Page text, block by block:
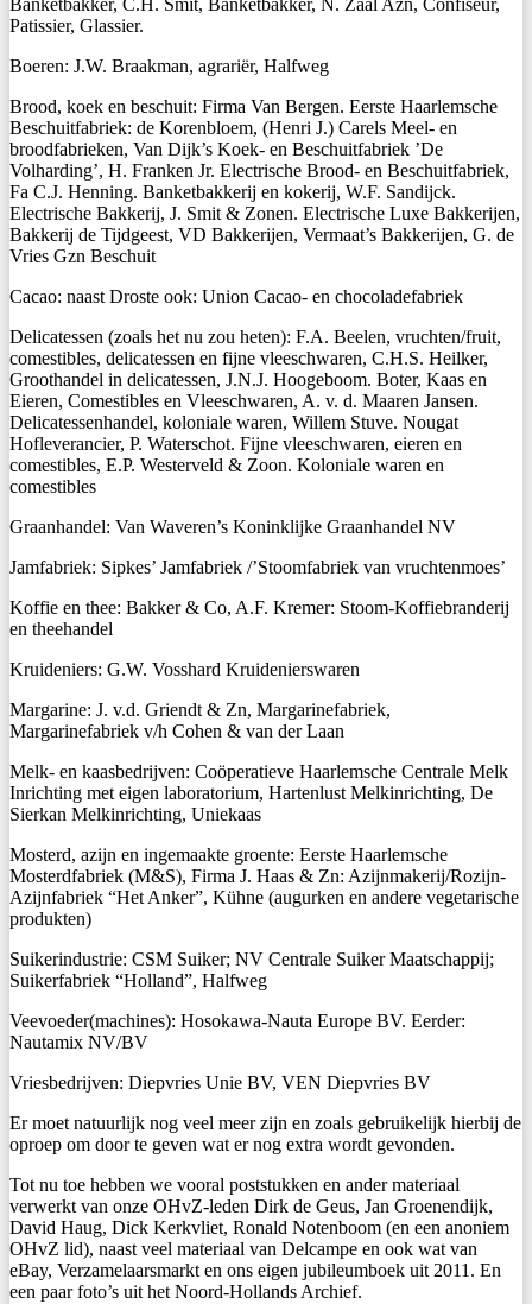
Banketbakker, C.H. Smit, Banketbakker, N. Zaal Azn, Confiseur,
Patissier, Glassier.
Boeren: J.W. Braakman, agrariër, Halfweg
Brood, koek en beschuit: Firma Van Bergen. Eerste Haarlemsche
Beschuitfabriek: de Korenbloem, (Henri J.) Carels Meel- en
broodfabrieken, Van Dijk’s Koek- en Beschuitfabriek ’De
Volharding’, H. Franken Jr. Electrische Brood- en Beschuitfabriek,
Fa C.J. Henning. Banketbakkerij en kokerij, W.F. Sandijck.
Electrische Bakkerij, J. Smit & Zonen. Electrische Luxe Bakkerijen,
Bakkerij de Tijdgeest, VD Bakkerijen, Vermaat’s Bakkerijen, G. de
Vries Gzn Beschuit
Cacao: naast Droste ook: Union Cacao- en chocoladefabriek
Delicatessen (zoals het nu zou heten): F.A. Beelen, vruchten/fruit,
comestibles, delicatessen en fijne vleeschwaren, C.H.S. Heilker,
Groothandel in delicatessen, J.N.J. Hoogeboom. Boter, Kaas en
Eieren, Comestibles en Vleeschwaren, A. v. d. Maaren Jansen.
Delicatessenhandel, koloniale waren, Willem Stuve. Nougat
Hofleverancier, P. Waterschot. Fijne vleeschwaren, eieren en
comestibles, E.P. Westerveld & Zoon. Koloniale waren en
comestibles
Graanhandel: Van Waveren’s Koninklijke Graanhandel NV
Jamfabriek: Sipkes’ Jamfabriek /’Stoomfabriek van vruchtenmoes’
Koffie en thee: Bakker & Co, A.F. Kremer: Stoom-Koffiebranderij
en theehandel
Kruideniers: G.W. Vosshard Kruidenierswaren
Margarine: J. v.d. Griendt & Zn, Margarinefabriek,
Margarinefabriek v/h Cohen & van der Laan
Melk- en kaasbedrijven: Coöperatieve Haarlemsche Centrale Melk
Inrichting met eigen laboratorium, Hartenlust Melkinrichting, De
Sierkan Melkinrichting, Uniekaas
Mosterd, azijn en ingemaakte groente: Eerste Haarlemsche
Mosterdfabriek (M&S), Firma J. Haas & Zn: Azijnmakerij/Rozijn-
Azijnfabriek “Het Anker”, Kühne (augurken en andere vegetarische
produkten)
Suikerindustrie: CSM Suiker; NV Centrale Suiker Maatschappij;
Suikerfabriek “Holland”, Halfweg
Veevoeder(machines): Hosokawa-Nauta Europe BV. Eerder:
Nautamix NV/BV
Vriesbedrijven: Diepvries Unie BV, VEN Diepvries BV
Er moet natuurlijk nog veel meer zijn en zoals gebruikelijk hierbij de
oproep om door te geven wat er nog extra wordt gevonden.
Tot nu toe hebben we vooral poststukken en ander materiaal
verwerkt van onze OHvZ-leden Dirk de Geus, Jan Groenendijk,
David Haug, Dick Kerkvliet, Ronald Notenboom (en een anoniem
OHvZ lid), naast veel materiaal van Delcampe en ook wat van
eBay, Verzamelaarsmarkt en ons eigen jubileumboek uit 2011. En
een paar foto’s uit het Noord-Hollands Archief.